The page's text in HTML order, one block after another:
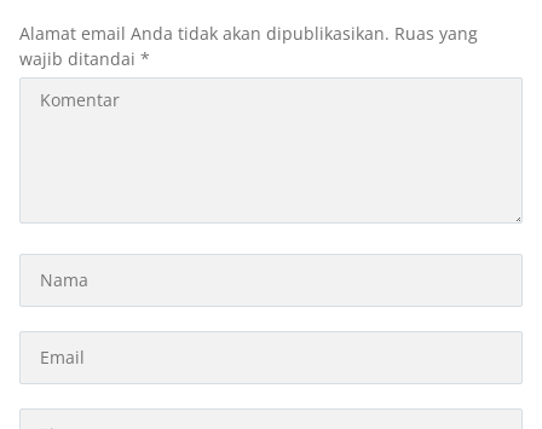
Alamat email Anda tidak akan dipublikasikan. Ruas yang
wajib ditandai *